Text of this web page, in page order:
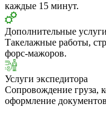
каждые 15 минут.
Дополнительные услуги
Такелажные работы,
форс-мажоров.
Услуги экспедитора
Сопровождение груза,
оформление